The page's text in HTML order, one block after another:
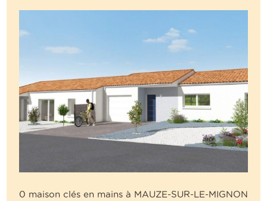
0 maison clés en mains à MAUZE-SUR-LE-MIGNON